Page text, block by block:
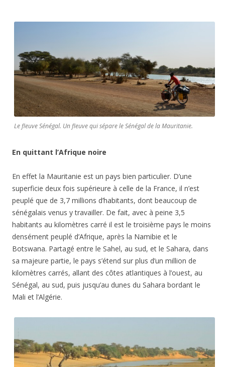
Le fleuve Sénégal. Un fleuve qui sépare le Sénégal de la Mauritanie.
En quittant l’Afrique noire
En effet la Mauritanie est un pays bien particulier. D’une
superficie deux fois supérieure à celle de la France, il n’est
peuplé que de 3,7 millions d’habitants, dont beaucoup de
sénégalais venus y travailler. De fait, avec à peine 3,5
habitants au kilomètres carré il est le troisième pays le moins
densément peuplé d’Afrique, après la Namibie et le
Botswana. Partagé entre le Sahel, au sud, et le Sahara, dans
sa majeure partie, le pays s’étend sur plus d’un million de
kilomètres carrés, allant des côtes atlantiques à l’ouest, au
Sénégal, au sud, puis jusqu’au dunes du Sahara bordant le
Mali et l’Algérie.